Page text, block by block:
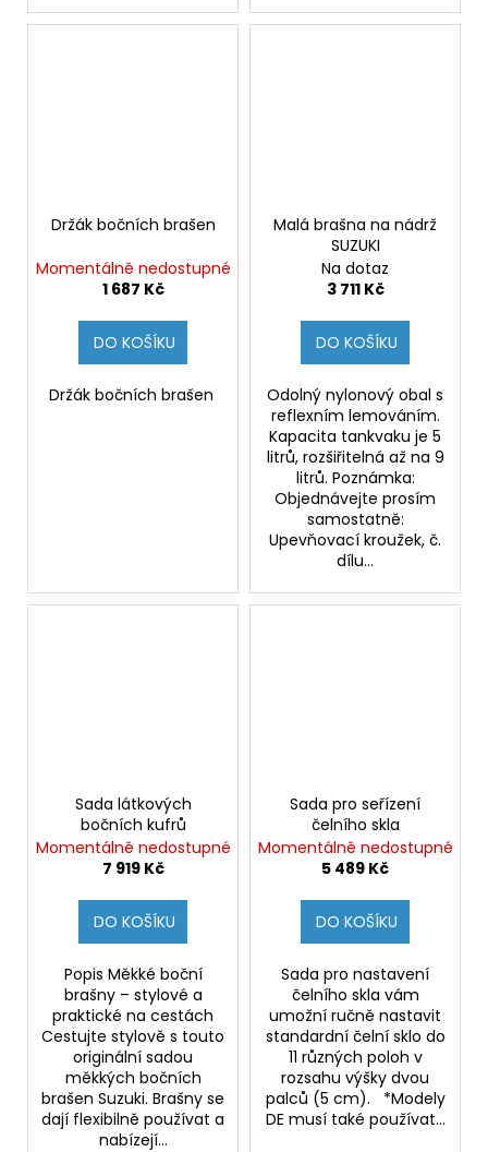
Držák bočních brašen
Momentálně nedostupné
1 687 Kč
DO KOŠÍKU
Držák bočních brašen
Malá brašna na nádrž
SUZUKI
Na dotaz
3 711 Kč
DO KOŠÍKU
Odolný nylonový obal s
reflexním lemováním.
Kapacita tankvaku je 5
litrů, rozšiřitelná až na 9
litrů. Poznámka:
Objednávejte prosím
samostatně:
Upevňovací kroužek, č.
dílu...
Sada látkových
bočních kufrů
Momentálně nedostupné
7 919 Kč
DO KOŠÍKU
Popis Měkké boční
brašny – stylové a
praktické na cestách
Cestujte stylově s touto
originální sadou
měkkých bočních
brašen Suzuki. Brašny se
dají flexibilně používat a
nabízejí...
Sada pro seřízení
čelního skla
Momentálně nedostupné
5 489 Kč
DO KOŠÍKU
Sada pro nastavení
čelního skla vám
umožní ručně nastavit
standardní čelní sklo do
11 různých poloh v
rozsahu výšky dvou
palců (5 cm). *Modely
DE musí také používat...